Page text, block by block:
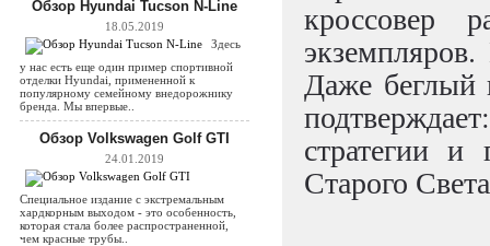
Обзор Hyundai Tucson N-Line
18.05.2019
Здесь
у нас есть еще один пример спортивной
отделки Hyundai, примененной к
популярному семейному внедорожнику
бренда. Мы впервые..
Обзор Volkswagen Golf GTI
24.01.2019
Специальное издание с экстремальным
хардкорным выходом - это особенность,
которая стала более распространенной,
чем красные трубы..
кроссовер
Даже беглый
стратегии и
Старого